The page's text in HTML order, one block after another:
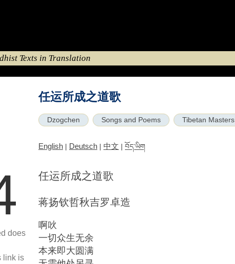
Texts in Translation
does
link is
任运所成之道歌
Dzogchen Songs and Poems Tibetan Masters
English | Deutsch | 中文 | བོད་ཡིག
任运所成之道歌
蒋扬钦哲秋吉罗卓造
啊吙
一切众生无余
本来即大圆满